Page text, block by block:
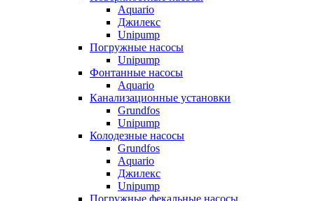
Aquario
Джилекс
Unipump
Погружные насосы
Unipump
Фонтанные насосы
Aquario
Канализационные установки
Grundfos
Unipump
Колодезные насосы
Grundfos
Aquario
Джилекс
Unipump
Погружные фекальные насосы